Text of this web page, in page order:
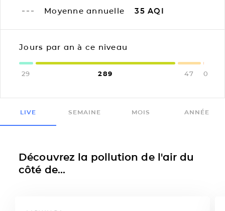
Moyenne annuelle 35 AQI
Jours par an à ce niveau
29 289 47 0
LIVE SEMAINE MOIS ANNÉE
Découvrez la pollution de l'air du
côté de...